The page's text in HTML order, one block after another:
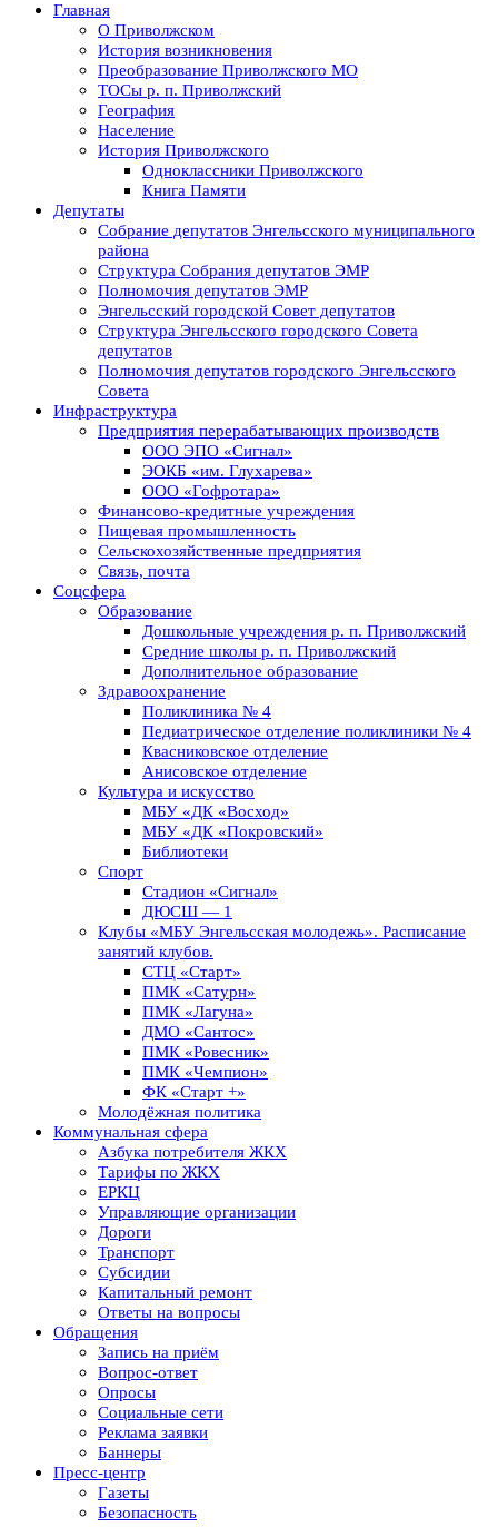
Главная
О Приволжском
История возникновения
Преобразование Приволжского МО
ТОСы р. п. Приволжский
География
Население
История Приволжского
Одноклассники Приволжского
Книга Памяти
Депутаты
Собрание депутатов Энгельсского муниципального
района
Структура Собрания депутатов ЭМР
Полномочия депутатов ЭМР
Энгельсский городской Совет депутатов
Структура Энгельсского городского Совета
депутатов
Полномочия депутатов городского Энгельсского
Совета
Инфраструктура
Предприятия перерабатывающих производств
ООО ЭПО «Сигнал»
ЭОКБ «им. Глухарева»
ООО «Гофротара»
Финансово-кредитные учреждения
Пищевая промышленность
Сельскохозяйственные предприятия
Связь, почта
Соцсфера
Образование
Дошкольные учреждения р. п. Приволжский
Средние школы р. п. Приволжский
Дополнительное образование
Здравоохранение
Поликлиника № 4
Педиатрическое отделение поликлиники № 4
Квасниковское отделение
Анисовское отделение
Культура и искусство
МБУ «ДК «Восход»
МБУ «ДК «Покровский»
Библиотеки
Спорт
Стадион «Сигнал»
ДЮСШ — 1
Клубы «МБУ Энгельсская молодежь». Расписание
занятий клубов.
СТЦ «Старт»
ПМК «Сатурн»
ПМК «Лагуна»
ДМО «Сантос»
ПМК «Ровесник»
ПМК «Чемпион»
ФК «Старт +»
Молодёжная политика
Коммунальная сфера
Азбука потребителя ЖКХ
Тарифы по ЖКХ
ЕРКЦ
Управляющие организации
Дороги
Транспорт
Субсидии
Капитальный ремонт
Ответы на вопросы
Обращения
Запись на приём
Вопрос-ответ
Опросы
Социальные сети
Реклама заявки
Баннеры
Пресс-центр
Газеты
Безопасность